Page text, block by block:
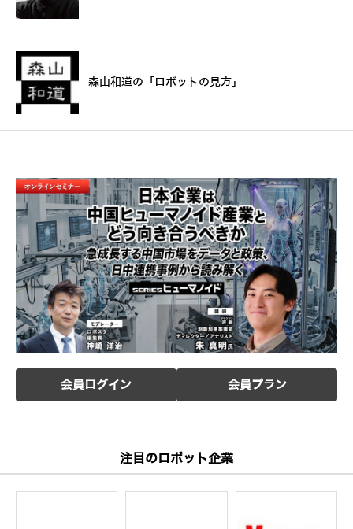
森山和道の「ロボットの見方」
会員ログイン 会員プラン
注目のロボット企業